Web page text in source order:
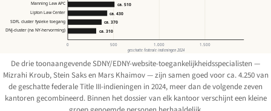
0 500 1.000 1.500
geschatte federale indieningen 2024
Manning Law APC
Lipton Law Center
SDFL cluster fysieke toegang
DNJ-cluster (na NY-hervorming)
ca. 510
ca. 430
ca. 370
ca. 310
De drie toonaangevende SDNY/EDNY-website-toegankelijkheidsspecialisten —
Mizrahi Kroub, Stein Saks en Mars Khaimov — zijn samen goed voor ca. 4.250 van
de geschatte federale Title III-indieningen in 2024, meer dan de volgende zeven
kantoren gecombineerd. Binnen het dossier van elk kantoor verschijnt een kleine